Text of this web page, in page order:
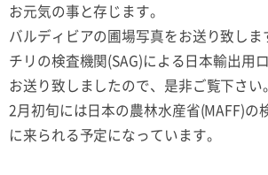
お元気の事と存じます。
バルディビアの圃場写真をお送り致しま
チリの検査機関(SAG)による日本輸出用
お送り致しましたので、是非ご覧下さい。
2月初旬には日本の農林水産省(MAFF)の
に来られる予定になっています。